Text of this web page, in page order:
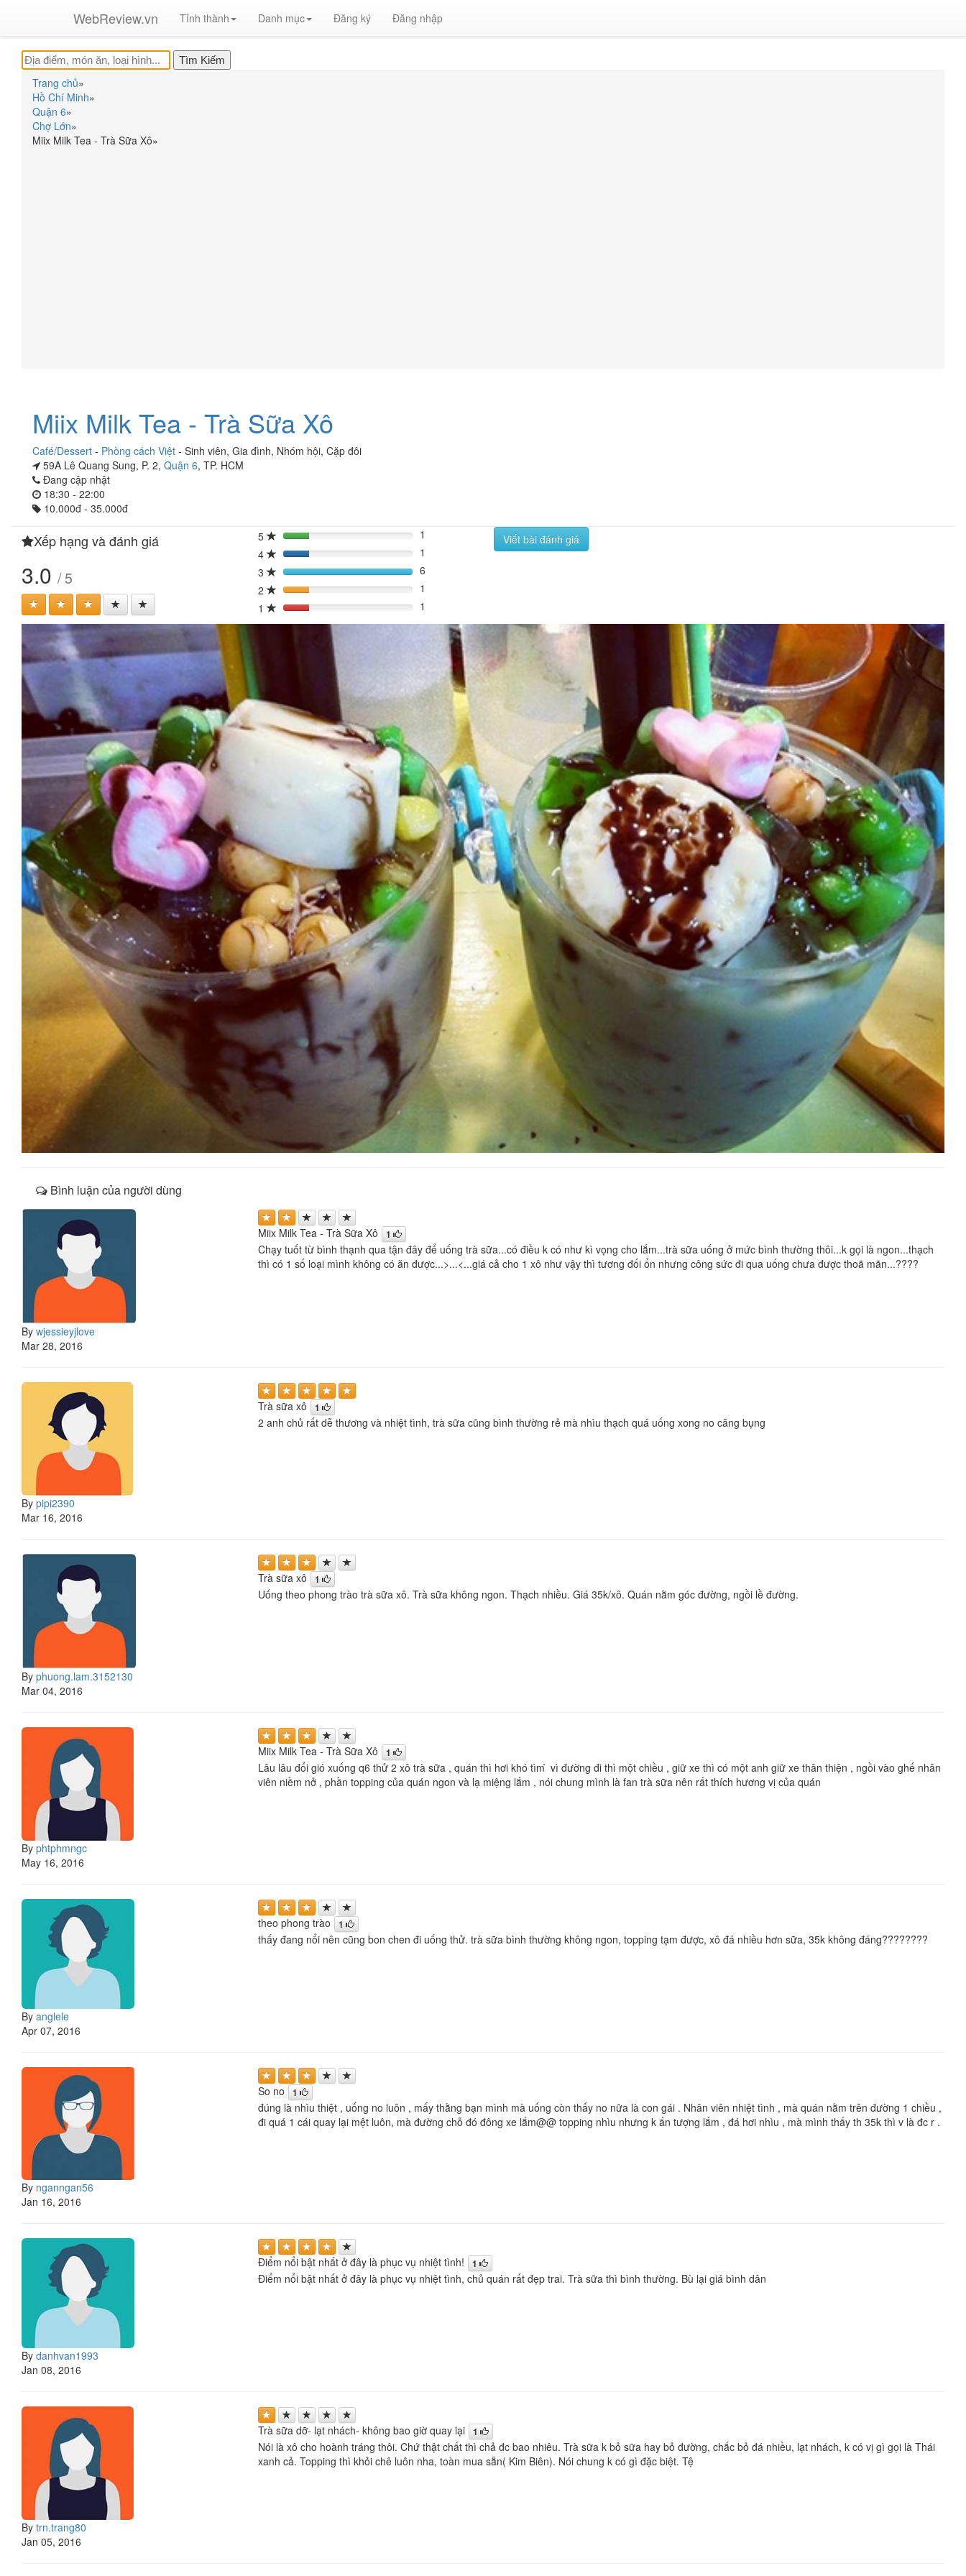
WebReview.vn Tỉnh thành Danh mục Đăng ký Đăng nhập
Trang chủ»
Hồ Chí Minh»
Quận 6»
Chợ Lớn»
Miix Milk Tea - Trà Sữa Xô»
Miix Milk Tea - Trà Sữa Xô
Café/Dessert - Phòng cách Việt - Sinh viên, Gia đình, Nhóm hội, Cặp đôi
59A Lê Quang Sung, P. 2, Quận 6, TP. HCM
Đang cập nhật
18:30 - 22:00
10.000đ - 35.000đ
Xếp hạng và đánh giá
3.0 / 5
5 20%
1
4
20%
1
3
120%
6
2
20%
1
1
20% 1
Viết bài đánh giá
Bình luận của người dùng
By wjessieyjlove
Mar 28, 2016
Miix Milk Tea - Trà Sữa Xô 1
Chạy tuốt từ bình thạnh qua tận đây để uống trà sữa...có điều k có như kì vọng cho lắm...trà sữa uống ở mức bình thường thôi...k gọi là ngon...thạch
thì có 1 số loại mình không có ăn được...>...<...giá cả cho 1 xô như vậy thì tương đối ổn nhưng công sức đi qua uống chưa được thoã mãn...????
By pipi2390
Mar 16, 2016
Trà sữa xô 1
2 anh chủ rất dễ thương và nhiệt tình, trà sữa cũng bình thường rẻ mà nhìu thạch quá uống xong no căng bụng
By phuong.lam.3152130
Mar 04, 2016
Trà sữa xô 1
Uống theo phong trào trà sữa xô. Trà sữa không ngon. Thạch nhiều. Giá 35k/xô. Quán nằm góc đường, ngồi lề đường.
By phtphmngc
May 16, 2016
Miix Milk Tea - Trà Sữa Xô 1
Lâu lâu đổi gió xuống q6 thử 2 xô trà sữa , quán thì hơi khó tìm ̀ vì đường đi thì một chiều , giữ xe thì có một anh giữ xe thân thiện , ngồi vào ghế nhân
viên niềm nở , phần topping của quán ngon và lạ miệng lắm , nói chung mình là fan trà sữa nên rất thích hương vị của quán
By anglele
Apr 07, 2016
theo phong trào 1
thấy đang nổi nên cũng bon chen đi uống thử. trà sữa bình thường không ngon, topping tạm được, xô đá nhiều hơn sữa, 35k không đáng????????
By nganngan56
Jan 16, 2016
So no 1
đúng là nhìu thiệt , uống no luôn , mấy thằng bạn mình mà uống còn thấy no nữa là con gái . Nhân viên nhiệt tình , mà quán nằm trên đường 1 chiều ,
đi quá 1 cái quay lại mệt luôn, mà đường chỗ đó đông xe lắm@@ topping nhìu nhưng k ấn tượng lắm , đá hơi nhìu , mà mình thấy th 35k thì v là đc r .
By danhvan1993
Jan 08, 2016
Điểm nổi bật nhất ở đây là phục vụ nhiệt tình! 1
Điểm nổi bật nhất ở đây là phục vụ nhiệt tình, chủ quán rất đẹp trai. Trà sữa thì bình thường. Bù lại giá bình dân
By trn.trang80
Jan 05, 2016
Trà sữa dỡ- lạt nhách- không bao giờ quay lại 1
Nói là xô cho hoành tráng thôi. Chứ thật chất thì chả đc bao nhiêu. Trà sữa k bỏ sữa hay bỏ đường, chắc bỏ đá nhiều, lạt nhách, k có vị gì gọi là Thái
xanh cả. Topping thì khỏi chê luôn nha, toàn mua sẵn( Kim Biên). Nói chung k có gì đặc biệt. Tệ